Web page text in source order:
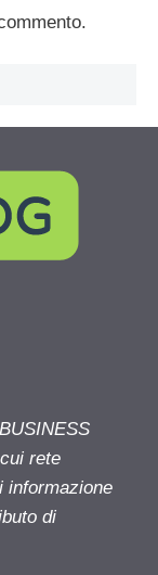
rete
informazione
di